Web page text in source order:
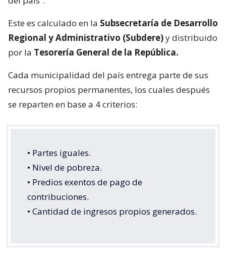
Este es calculado en la Subsecretaría de Desarrollo
Regional y Administrativo (Subdere)y distribuido
por la Tesorería General de la República.
Cada municipalidad del país entrega parte de sus
recursos propios permanentes, los cuales después
se reparten en base a 4 criterios:
• Partes iguales.
• Nivel de pobreza.
• Predios exentos de pago de
contribuciones.
• Cantidad de ingresos propios generados.